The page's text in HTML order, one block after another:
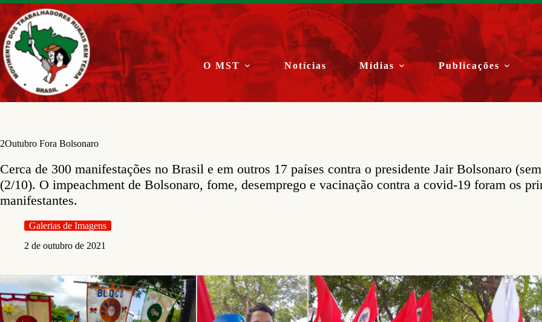
Pular
para
o
conteúdo
O MST Notícias Mídias Publicações
2Outubro Fora Bolsonaro
Cerca de 300 manifestações no Brasil e em outros 17 países contra o presidente Jair Bolsonaro
(2/10). O impeachment de Bolsonaro, fome, desemprego e vacinação contra a covid-19 foram os
manifestantes.
Galerias de Imagens
2 de outubro de 2021